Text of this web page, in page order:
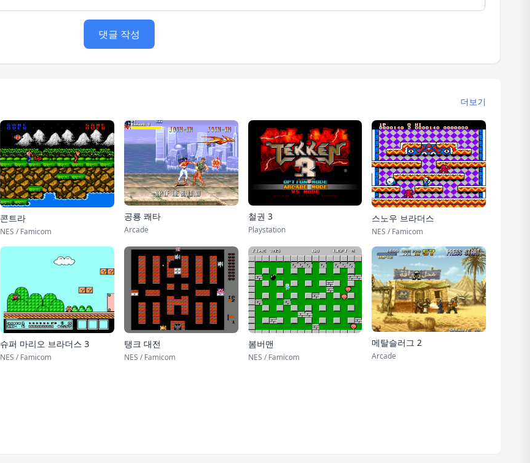
댓글 작성
더보기
콘트라
NES / Famicom
공룡 쾌타
Arcade
철권 3
Playstation
스노우 브라더스
NES / Famicom
슈퍼 마리오 브라더스 3
NES / Famicom
탱크 대전
NES / Famicom
봄버맨
NES / Famicom
메탈슬러그 2
Arcade